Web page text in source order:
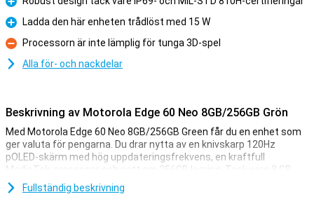
Fördelar
Fördelar
Ladda den här enheten trådlöst med 15 W
Nackdelar
Processorn är inte lämplig för tunga 3D-spel
Alla för- och nackdelar
Beskrivning av Motorola Edge 60 Neo 8GB/256GB Grön
Med Motorola Edge 60 Neo 8GB/256GB Green får du en enhet som
ger valuta för pengarna. Du drar nytta av en knivskarp 120Hz
pOLED-skärm med hög uppdateringsfrekvens, en kraftfull
MediaTek-processor och gott om 256GB lagring. Tack vare 8 GB
arbetsminne kan du växla mellan olika appar utan problem.
Kameran på 50 megapixel tar skarpa bilder, medan det stora
Fullständig beskrivning